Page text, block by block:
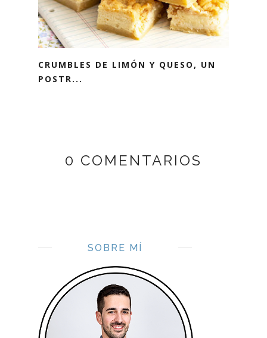
CRUMBLES DE LIMÓN Y QUESO, UN
POSTR...
0 COMENTARIOS
SOBRE MÍ